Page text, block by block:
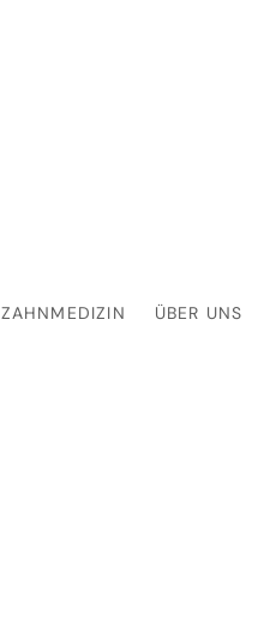
ZAHNMEDIZIN ÜBER UNS